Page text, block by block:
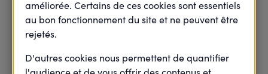
avenir ?
Mercredi
améliorée. Certains de ces cookies sont essentiels
au bon fonctionnement du site et ne peuvent être
rejetés.
D'autres cookies nous permettent de quantifier